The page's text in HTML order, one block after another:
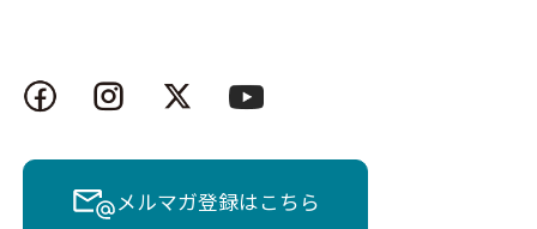
メルマガ登録はこちら